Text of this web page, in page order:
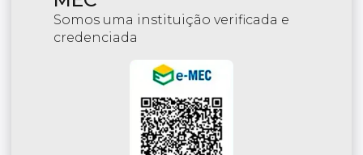
Somos uma instituição verificada e
credenciada